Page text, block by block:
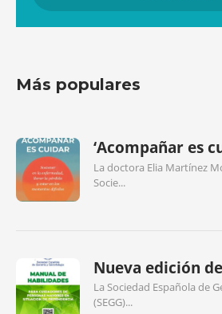
Más populares
‘Acompañar es
La doctora Elia Martínez
Socie...
Nueva edición
La Sociedad Española de
(SEGG)...